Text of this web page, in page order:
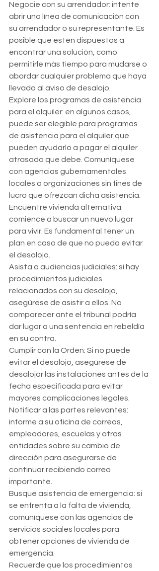
Negocie con su arrendador: intente
abrir una línea de comunicación con
su arrendador o su representante. Es
posible que estén dispuestos a
encontrar una solución, como
permitirle más tiempo para mudarse o
abordar cualquier problema que haya
llevado al aviso de desalojo.
Explore los programas de asistencia
para el alquiler: en algunos casos,
puede ser elegible para programas
de asistencia para el alquiler que
pueden ayudarlo a pagar el alquiler
atrasado que debe. Comuníquese
con agencias gubernamentales
locales o organizaciones sin fines de
lucro que ofrezcan dicha asistencia.
Encuentre vivienda alternativa:
comience a buscar un nuevo lugar
para vivir. Es fundamental tener un
plan en caso de que no pueda evitar
el desalojo.
Asista a audiencias judiciales: si hay
procedimientos judiciales
relacionados con su desalojo,
asegúrese de asistir a ellos. No
comparecer ante el tribunal podría
dar lugar a una sentencia en rebeldía
en su contra.
Cumplir con la Orden: Si no puede
evitar el desalojo, asegúrese de
desalojar las instalaciones antes de la
fecha especificada para evitar
mayores complicaciones legales.
Notificar a las partes relevantes:
informe a su oficina de correos,
empleadores, escuelas y otras
entidades sobre su cambio de
dirección para asegurarse de
continuar recibiendo correo
importante.
Busque asistencia de emergencia: si
se enfrenta a la falta de vivienda,
comuníquese con las agencias de
servicios sociales locales para
obtener opciones de vivienda de
emergencia.
Recuerde que los procedimientos